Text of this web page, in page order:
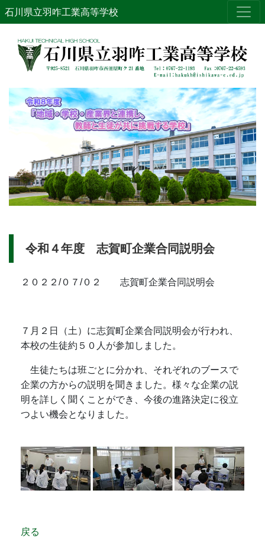
石川県立羽咋工業高等学校
令和４年度 志賀町企業合同説明会
２０２２/０７/０２ 志賀町企業合同説明会
７月２日（土）に志賀町企業合同説明会が行われ、
本校の生徒約５０人が参加しました。
生徒たちは班ごとに分かれ、それぞれのブースで
企業の方からの説明を聞きました。様々な企業の説
明を詳しく聞くことができ、今後の進路決定に役立
つよい機会となりました。
戻る